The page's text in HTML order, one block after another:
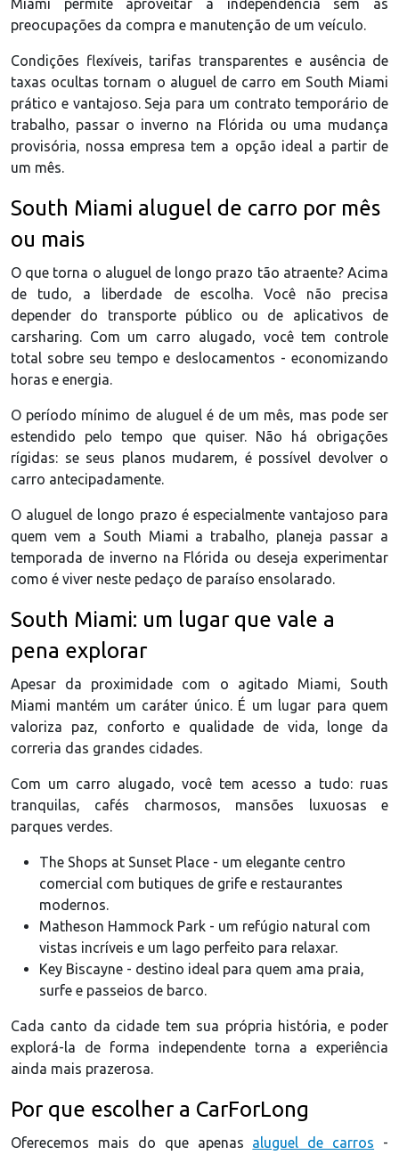
Miami permite aproveitar a independência sem as
preocupações da compra e manutenção de um veículo.
Condições flexíveis, tarifas transparentes e ausência de
taxas ocultas tornam o aluguel de carro em South Miami
prático e vantajoso. Seja para um contrato temporário de
trabalho, passar o inverno na Flórida ou uma mudança
provisória, nossa empresa tem a opção ideal a partir de
um mês.
South Miami aluguel de carro por mês
ou mais
O que torna o aluguel de longo prazo tão atraente? Acima
de tudo, a liberdade de escolha. Você não precisa
depender do transporte público ou de aplicativos de
carsharing. Com um carro alugado, você tem controle
total sobre seu tempo e deslocamentos - economizando
horas e energia.
O período mínimo de aluguel é de um mês, mas pode ser
estendido pelo tempo que quiser. Não há obrigações
rígidas: se seus planos mudarem, é possível devolver o
carro antecipadamente.
O aluguel de longo prazo é especialmente vantajoso para
quem vem a South Miami a trabalho, planeja passar a
temporada de inverno na Flórida ou deseja experimentar
como é viver neste pedaço de paraíso ensolarado.
South Miami: um lugar que vale a
pena explorar
Apesar da proximidade com o agitado Miami, South
Miami mantém um caráter único. É um lugar para quem
valoriza paz, conforto e qualidade de vida, longe da
correria das grandes cidades.
Com um carro alugado, você tem acesso a tudo: ruas
tranquilas, cafés charmosos, mansões luxuosas e
parques verdes.
The Shops at Sunset Place - um elegante centro
comercial com butiques de grife e restaurantes
modernos.
Matheson Hammock Park - um refúgio natural com
vistas incríveis e um lago perfeito para relaxar.
Key Biscayne - destino ideal para quem ama praia,
surfe e passeios de barco.
Cada canto da cidade tem sua própria história, e poder
explorá-la de forma independente torna a experiência
ainda mais prazerosa.
Por que escolher a CarForLong
Oferecemos mais do que apenas aluguel de carros -